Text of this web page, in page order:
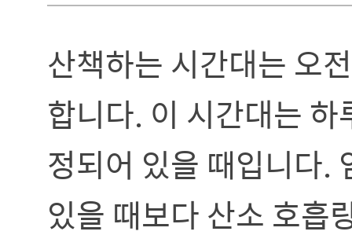
산책하는 시간대는 오
합니다. 이 시간대는
정되어 있을 때입니다.
있을 때보다 산소 호흡